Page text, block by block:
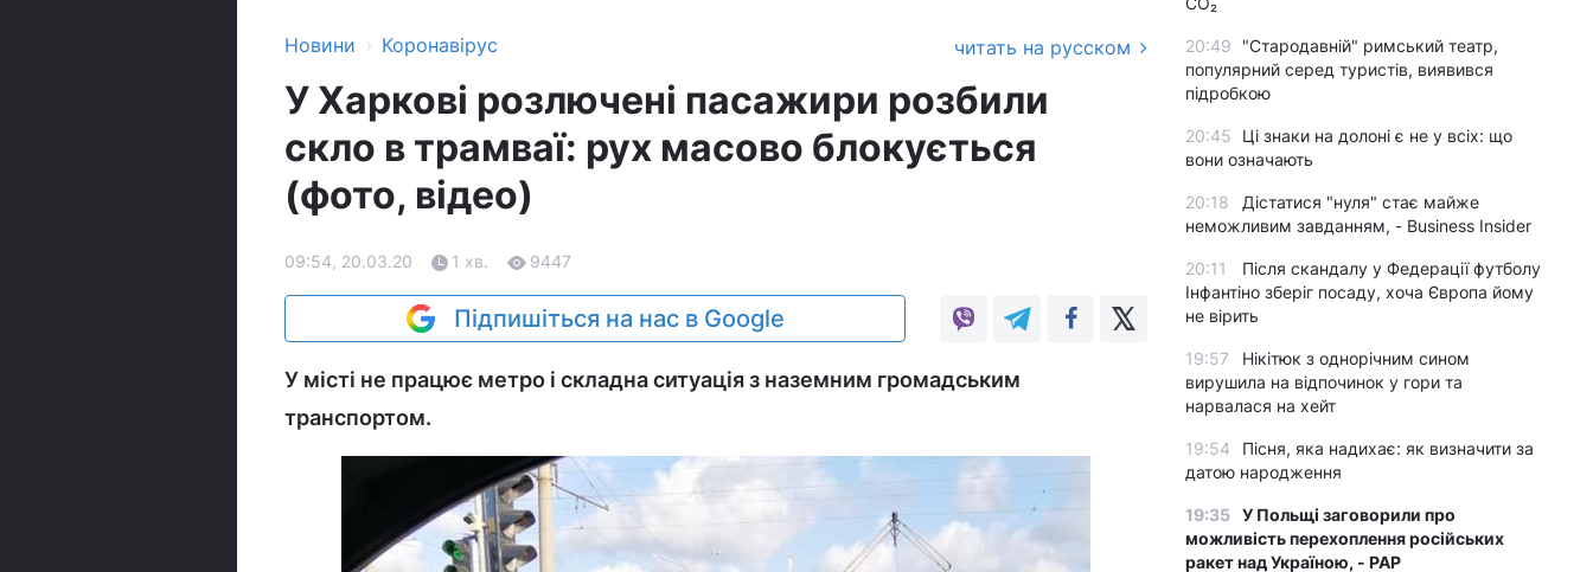
Новини › Коронавірус читать на русском
У Харкові розлючені пасажири розбили
скло в трамваї: рух масово блокується
(фото, відео)
09:54, 20.03.20 1 хв. 9447
Підпишіться на нас в Google
У місті не працює метро і складна ситуація з наземним громадським
транспортом.
20:49
"Стародавній" римський театр,
популярний серед туристів, виявився
підробкою
20:45
Ці знаки на долоні є не у всіх: що
вони означають
20:18
Дістатися "нуля" стає майже
неможливим завданням, - Business Insider
20:11
Після скандалу у Федерації футболу
Інфантіно зберіг посаду, хоча Європа йому
не вірить
19:57
Нікітюк з однорічним сином
вирушила на відпочинок у гори та
нарвалася на хейт
19:54
Пісня, яка надихає: як визначити за
датою народження
19:35 У Польщі заговорили про
можливість перехоплення російських
ракет над Україною, - PAP